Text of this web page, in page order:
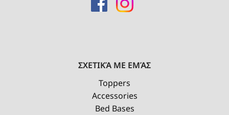
ΣΧΕΤΙΚΆ ΜΕ ΕΜΆΣ
Toppers
Accessories
Bed Bases